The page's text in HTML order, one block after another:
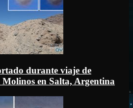
durante viaje de
Molinos en Salta, Argentina